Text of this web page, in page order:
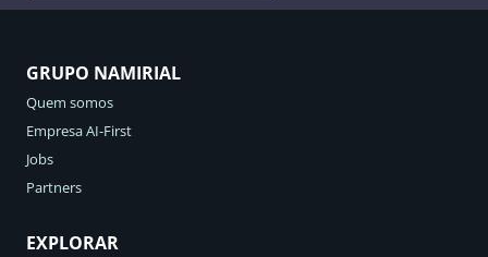
GRUPO NAMIRIAL
Quem somos
Empresa AI-First
Jobs
Partners
EXPLORAR